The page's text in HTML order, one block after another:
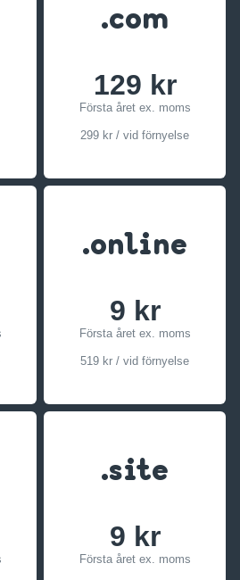
.com
129 kr
Första året ex. moms
299 kr / vid förnyelse
.online
9 kr
Första året ex. moms
519 kr / vid förnyelse
.site
9 kr
Första året ex. moms